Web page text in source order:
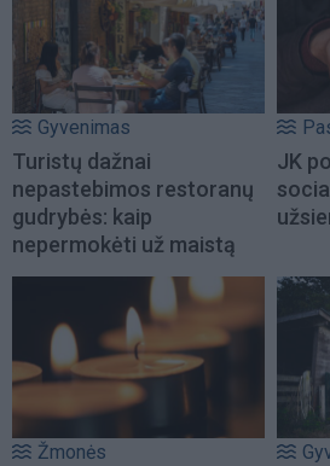
Gyvenimas
Turistų dažnai
nepastebimos restoranų
gudrybės: kaip
nepermokėti už maistą
JK
Žmonės